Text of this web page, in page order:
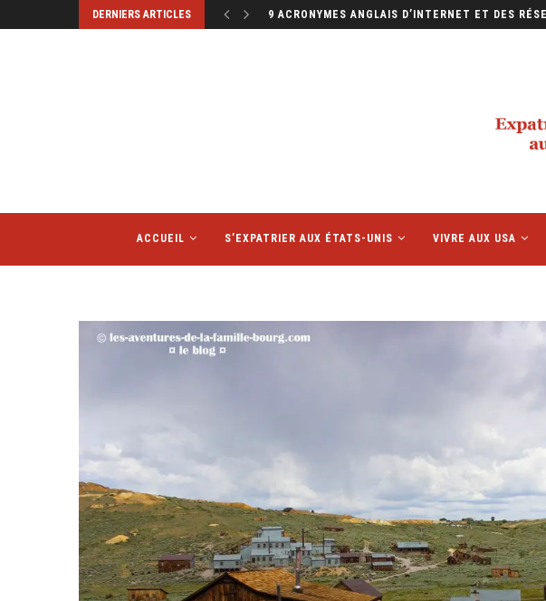
DERNIERS ARTICLES MINI ALBUMS PHOTOS : LE PETIT FORMAT QUI...
ACCUEIL S’EXPATRIER AUX ÉTATS-UNIS VIVRE AUX USA